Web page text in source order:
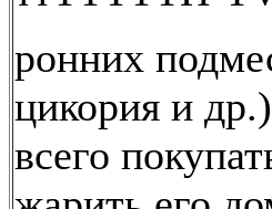
ронних
цикория и
всего